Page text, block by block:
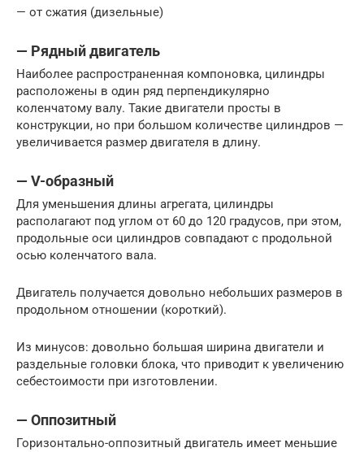
— от сжатия (дизельные)
— Рядный двигатель
Наиболее распространенная компоновка, цилиндры
расположены в один ряд перпендикулярно
коленчатому валу. Такие двигатели просты в
конструкции, но при большом количестве цилиндров —
увеличивается размер двигателя в длину.
— V-образный
Для уменьшения длины агрегата, цилиндры
располагают под углом от 60 до 120 градусов, при этом,
продольные оси цилиндров совпадают с продольной
осью коленчатого вала.
Двигатель получается довольно небольших размеров в
продольном отношении (короткий).
Из минусов: довольно большая ширина двигатели и
раздельные головки блока, что приводит к увеличению
себестоимости при изготовлении.
— Оппозитный
Горизонтально-оппозитный двигатель имеет меньшие